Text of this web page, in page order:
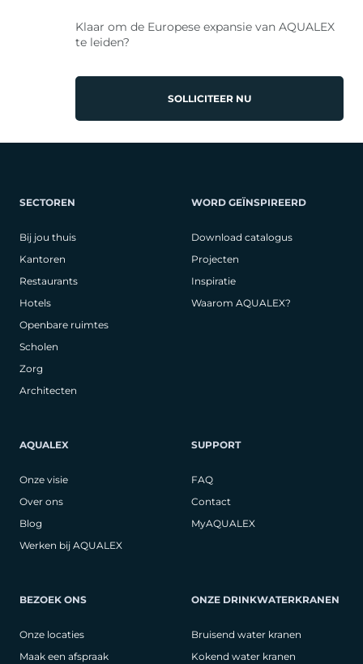
Klaar om de Europese expansie van AQUALEX
te leiden?
SOLLICITEER NU
SECTOREN
Bij jou thuis
Kantoren
Restaurants
Hotels
Openbare ruimtes
Scholen
Zorg
Architecten
WORD GEÏNSPIREERD
Download catalogus
Projecten
Inspiratie
Waarom AQUALEX?
AQUALEX
Onze visie
Over ons
Blog
Werken bij AQUALEX
SUPPORT
FAQ
Contact
MyAQUALEX
BEZOEK ONS
Onze locaties
Maak een afspraak
ONZE DRINKWATERKRANEN
Bruisend water kranen
Kokend water kranen